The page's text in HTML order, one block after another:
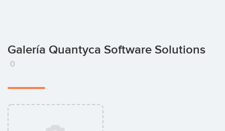
Galería Quantyca Software Solutions
0